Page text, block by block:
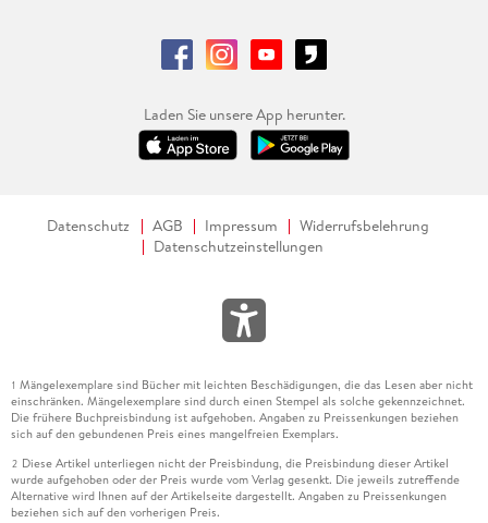
Laden Sie unsere App herunter.
Datenschutz AGB Impressum
Widerrufsbelehrung
Datenschutzeinstellungen
1 Mängelexemplare sind Bücher mit leichten Beschädigungen, die das Lesen aber nicht
einschränken. Mängelexemplare sind durch einen Stempel als solche gekennzeichnet.
Die frühere Buchpreisbindung ist aufgehoben. Angaben zu Preissenkungen beziehen
sich auf den gebundenen Preis eines mangelfreien Exemplars.
2 Diese Artikel unterliegen nicht der Preisbindung, die Preisbindung dieser Artikel
wurde aufgehoben oder der Preis wurde vom Verlag gesenkt. Die jeweils zutreffende
Alternative wird Ihnen auf der Artikelseite dargestellt. Angaben zu Preissenkungen
beziehen sich auf den vorherigen Preis.